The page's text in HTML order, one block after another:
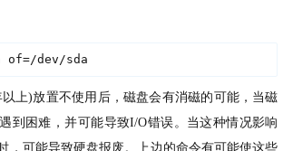
of=/dev/sda
上)放置不使用后，磁盘会有消磁的可能，当磁
到困难，并可能导致I/O错误。当这种情况影响
，可能导致硬盘报废。上边的命令有可能使这些